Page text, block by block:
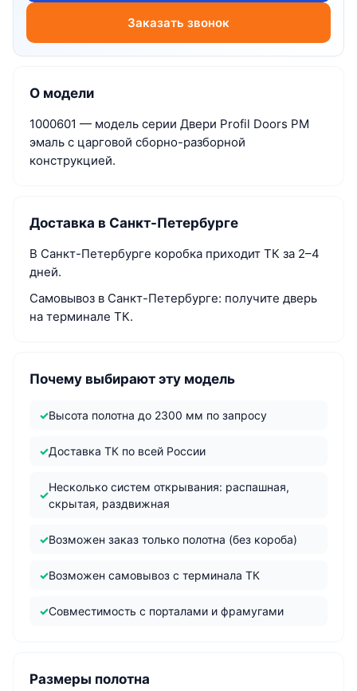
Заказать звонок
О модели
1000601 — модель серии Двери Profil Doors PM
эмаль с царговой сборно-разборной
конструкцией.
Доставка в Санкт-Петербурге
В Санкт-Петербурге коробка приходит ТК за 2–4
дней.
Самовывоз в Санкт-Петербурге: получите дверь
на терминале ТК.
Почему выбирают эту модель
Высота полотна до 2300 мм по запросу
Доставка ТК по всей России
Несколько систем открывания: распашная,
скрытая, раздвижная
Возможен заказ только полотна (без короба)
Возможен самовывоз с терминала ТК
Совместимость с порталами и фрамугами
Размеры полотна